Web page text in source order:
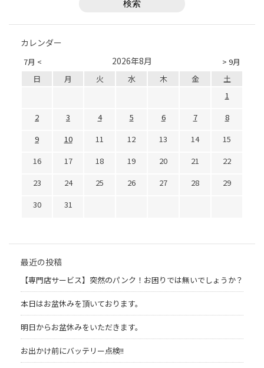
カレンダー
7月 < > 9月
2026年8月
日 月 火 水 木 金
土
1
2
3 4 5 6 7
8
9
10 11 12 13 14
15
16
17 18 19 20 21
22
23
24 25 26 27 28
29
30
31
最近の投稿
【専門店サービス】突然のパンク！お困りでは無いでしょうか？
本日はお盆休みを頂いております。
明日からお盆休みをいただきます。
お出かけ前にバッテリー点検!!